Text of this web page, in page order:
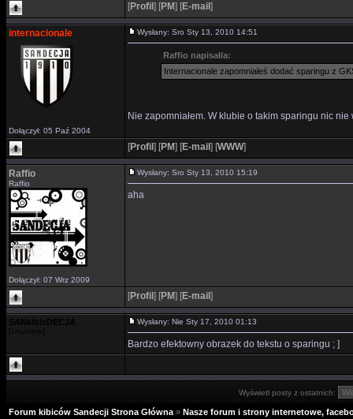
[Profil ] [PM] [E-mail ]
internacionale
Dołączył: 05 Paź 2004
Wysłany: Sro Sty 13, 2010 14:51
Raffio napisał/a:
Internacionale zapomniałeś dodać sparingu z
Nie zapomniałem. W klubie o takim sparingu nic nie
[Profil ] [PM] [E-mail ] [WWW]
Raffio
Raffio
Dołączył: 07 Wrz 2009
Wysłany: Sro Sty 13, 2010 15:19
aha
[Profil ] [PM] [E-mail ]
SANkibicDECJA Wysłany: Nie Sty 17, 2010 01:13
Bardzo efektowny obrazek do tekstu o sparingu ; ]
Wyświetl posty z ostatnich:
Forum kibiców Sandecji Strona Główna » Nasze forum i strony internetowe,